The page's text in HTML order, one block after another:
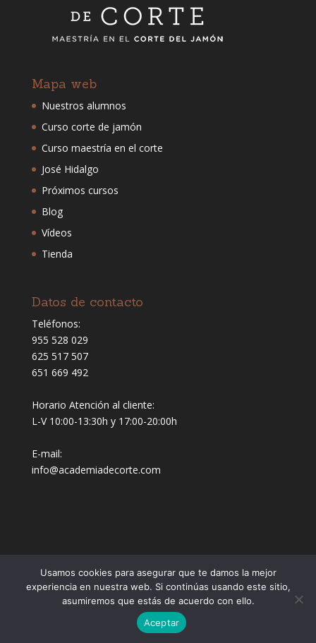
Mapa web
Nuestros alumnos
Curso corte de jamón
Curso maestría en el corte
José Hidalgo
Próximos cursos
Blog
Vídeos
Tienda
Datos de contacto
Teléfonos:
955 528 029
625 517 507
651 669 492
Horario Atención al cliente:
L-V 10:00-13:30h y 17:00-20:00h
E-mail:
info@academiadecorte.com
Web Diseñada y Desarrollada por Sinergia
Marketing
Usamos cookies para asegurar que te damos la mejor
experiencia en nuestra web. Si continúas usando este sitio,
asumiremos que estás de acuerdo con ello.
Aceptar